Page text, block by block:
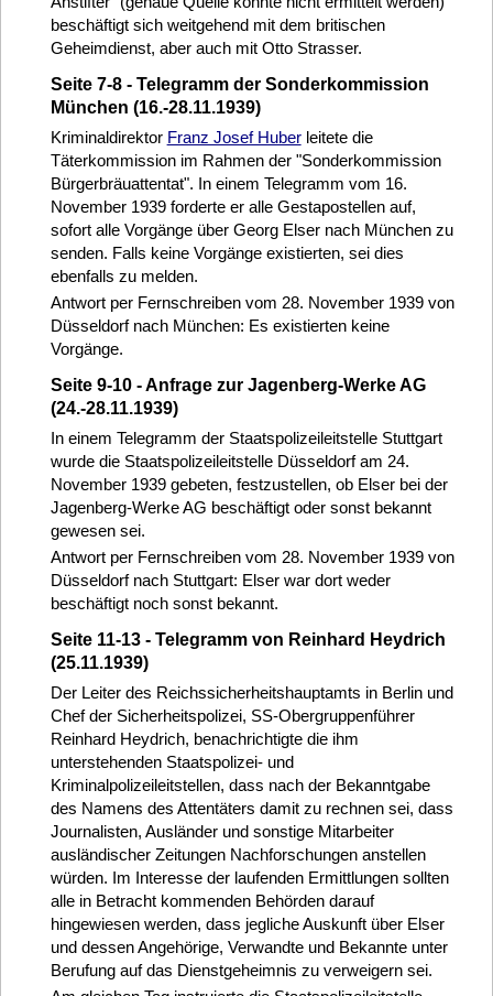
beschäftigt sich weitgehend mit dem britischen
Geheimdienst, aber auch mit Otto Strasser.
Seite 7-8 - Telegramm der Sonderkommission
München (16.-28.11.1939)
Kriminaldirektor Franz Josef Huberleitete die
Täterkommission im Rahmen der "Sonderkommission
Bürgerbräuattentat". In einem Telegramm vom 16.
November 1939 forderte er alle Gestapostellen auf,
sofort alle Vorgänge über Georg Elser nach München zu
senden. Falls keine Vorgänge existierten, sei dies
ebenfalls zu melden.
Antwort per Fernschreiben vom 28. November 1939 von
Düsseldorf nach München: Es existierten keine
Vorgänge.
Seite 9-10 - Anfrage zur Jagenberg-Werke AG
(24.-28.11.1939)
In einem Telegramm der Staatspolizeileitstelle Stuttgart
wurde die Staatspolizeileitstelle Düsseldorf am 24.
November 1939 gebeten, festzustellen, ob Elser bei der
Jagenberg-Werke AG beschäftigt oder sonst bekannt
gewesen sei.
Antwort per Fernschreiben vom 28. November 1939 von
Düsseldorf nach Stuttgart: Elser war dort weder
beschäftigt noch sonst bekannt.
Seite 11-13 - Telegramm von Reinhard Heydrich
(25.11.1939)
Der Leiter des Reichssicherheitshauptamts in Berlin und
Chef der Sicherheitspolizei, SS-Obergruppenführer
Reinhard Heydrich, benachrichtigte die ihm
unterstehenden Staatspolizei- und
Kriminalpolizeileitstellen, dass nach der Bekanntgabe
des Namens des Attentäters damit zu rechnen sei, dass
Journalisten, Ausländer und sonstige Mitarbeiter
ausländischer Zeitungen Nachforschungen anstellen
würden. Im Interesse der laufenden Ermittlungen sollten
alle in Betracht kommenden Behörden darauf
hingewiesen werden, dass jegliche Auskunft über Elser
und dessen Angehörige, Verwandte und Bekannte unter
Berufung auf das Dienstgeheimnis zu verweigern sei.